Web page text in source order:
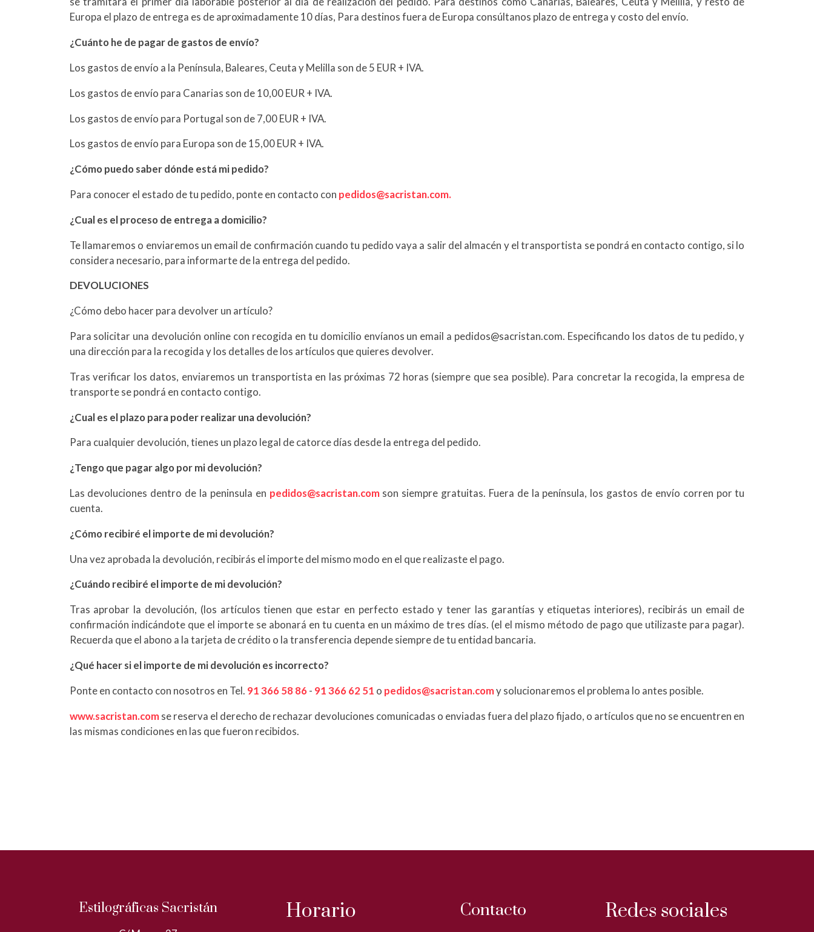
Europa el plazo de entrega es de aproximadamente 10 días, Para destinos fuera de Europa consúltanos plazo de entrega y costo del envío.
¿Cuánto he de pagar de gastos de envío?
Los gastos de envío a la Península, Baleares, Ceuta y Melilla son de 5 EUR + IVA.
Los gastos de envío para Canarias son de 10,00 EUR + IVA.
Los gastos de envío para Portugal son de 7,00 EUR + IVA.
Los gastos de envío para Europa son de 15,00 EUR + IVA.
¿Cómo puedo saber dónde está mi pedido?
Para conocer el estado de tu pedido, ponte en contacto con pedidos@sacristan.com.
¿Cual es el proceso de entrega a domicilio?
Te llamaremos o enviaremos un email de confirmación cuando tu pedido vaya a salir del almacén y el transportista se pondrá en contacto contigo, si lo
considera necesario, para informarte de la entrega del pedido.
DEVOLUCIONES
¿Cómo debo hacer para devolver un artículo?
Para solicitar una devolución online con recogida en tu domicilio envíanos un email a pedidos@sacristan.com. Especificando los datos de tu pedido, y
una dirección para la recogida y los detalles de los artículos que quieres devolver.
Tras verificar los datos, enviaremos un transportista en las próximas 72 horas (siempre que sea posible). Para concretar la recogida, la empresa de
transporte se pondrá en contacto contigo.
¿Cual es el plazo para poder realizar una devolución?
Para cualquier devolución, tienes un plazo legal de catorce días desde la entrega del pedido.
¿Tengo que pagar algo por mi devolución?
Las devoluciones dentro de la peninsula en pedidos@sacristan.comson siempre gratuitas. Fuera de la península, los gastos de envío corren por tu
cuenta.
¿Cómo recibiré el importe de mi devolución?
Una vez aprobada la devolución, recibirás el importe del mismo modo en el que realizaste el pago.
¿Cuándo recibiré el importe de mi devolución?
Tras aprobar la devolución, (los artículos tienen que estar en perfecto estado y tener las garantías y etiquetas interiores), recibirás un email de
confirmación indicándote que el importe se abonará en tu cuenta en un máximo de tres días. (el el mismo método de pago que utilizaste para pagar).
Recuerda que el abono a la tarjeta de crédito o la transferencia depende siempre de tu entidad bancaria.
¿Qué hacer si el importe de mi devolución es incorrecto?
Ponte en contacto con nosotros en Tel. 91 366 58 86 - 91 366 62 51 o pedidos@sacristan.comy solucionaremos el problema lo antes posible.
www.sacristan.comse reserva el derecho de rechazar devoluciones comunicadas o enviadas fuera del plazo fijado, o artículos que no se encuentren en
las mismas condiciones en las que fueron recibidos.
Estilográficas Sacristán Horario Contacto Redes sociales